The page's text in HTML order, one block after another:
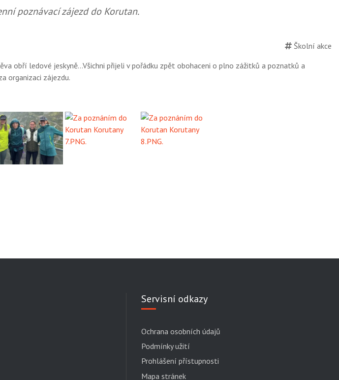
poznávací zájezd do Korutan.
Školní akce
obří ledové jeskyně...Všichni přijeli v pořádku zpět obohaceni o plno zážitků a poznatků a
organizaci zájezdu.
Servisní odkazy
Ochrana osobních údajů
Podmínky užití
Prohlášení přístupnosti
Mapa stránek